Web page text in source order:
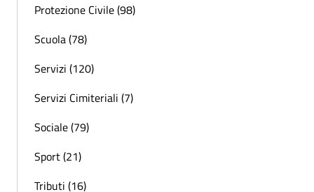
Protezione Civile (98)
Scuola (78)
Servizi (120)
Servizi Cimiteriali (7)
Sociale (79)
Sport (21)
Tributi (16)